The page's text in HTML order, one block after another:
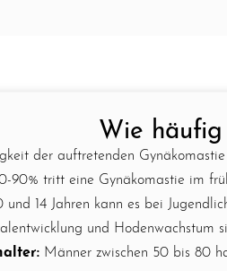
Wie
der auftretenden Gynäkomastie
90% tritt eine Gynäkomastie im
14 Jahren kann es bei
und Hodenwachstum
Männer zwischen 50 bis 80